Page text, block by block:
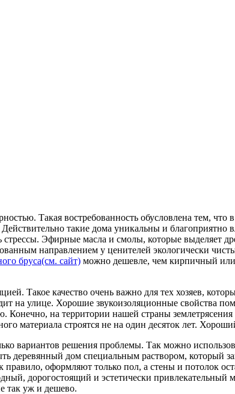
Такая востребованность обусловлена тем,
такие дома уникальны и благоприятно
Эфирные масла и смолы, которые выделяет
направлением у ценителей экологически
бруса(см. сайт) можно дешевле, чем кирпичный или
Такое качество очень важно для тех хозяев,
на улице. Хорошие звукоизоляционные свойства
на территории нашей страны
материала строятся не на один десяток лет.
вариантов решения проблемы. Так можно
деревянный дом специальным раствором, который
оформляют только пол, а стены и потолок
дорогостоящий и эстетически
так уж и дешево.